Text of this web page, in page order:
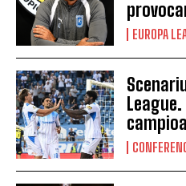
EUROPA